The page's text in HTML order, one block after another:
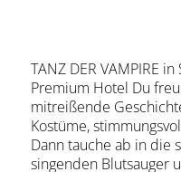
TANZ DER VAMPIRE
Premium Hotel Du
mitreißende
Kostüme,
Dann tauche ab in die
singenden Blutsauger